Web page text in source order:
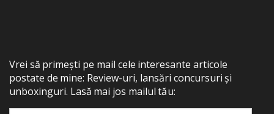
Vrei să primești pe mail cele interesante articole
postate de mine: Review-uri, lansări concursuri și
unboxinguri. Lasă mai jos mailul tău: